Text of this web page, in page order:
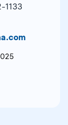
1133